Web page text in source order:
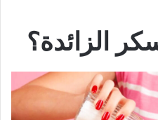
الزائدة؟